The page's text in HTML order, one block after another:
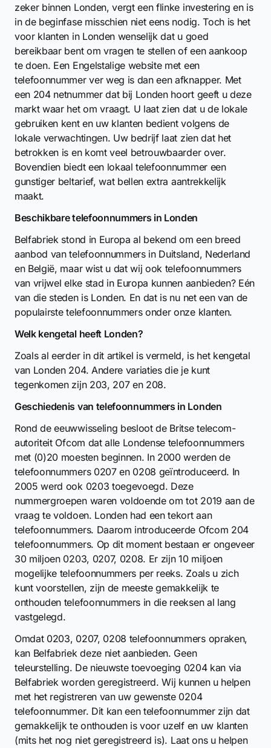
zeker binnen Londen, vergt een flinke investering en is
in de beginfase misschien niet eens nodig. Toch is het
voor klanten in Londen wenselijk dat u goed
bereikbaar bent om vragen te stellen of een aankoop
te doen. Een Engelstalige website met een
telefoonnummer ver weg is dan een afknapper. Met
een 204 netnummer dat bij Londen hoort geeft u deze
markt waar het om vraagt. U laat zien dat u de lokale
gebruiken kent en uw klanten bedient volgens de
lokale verwachtingen. Uw bedrijf laat zien dat het
betrokken is en komt veel betrouwbaarder over.
Bovendien biedt een lokaal telefoonnummer een
gunstiger beltarief, wat bellen extra aantrekkelijk
maakt.
Beschikbare telefoonnummers in Londen
Belfabriek stond in Europa al bekend om een breed
aanbod van telefoonnummers in Duitsland, Nederland
en België, maar wist u dat wij ook telefoonnummers
van vrijwel elke stad in Europa kunnen aanbieden? Eén
van die steden is Londen. En dat is nu net een van de
populairste telefoonnummers onder onze klanten.
Welk kengetal heeft Londen?
Zoals al eerder in dit artikel is vermeld, is het kengetal
van Londen 204. Andere variaties die je kunt
tegenkomen zijn 203, 207 en 208.
Geschiedenis van telefoonnummers in Londen
Rond de eeuwwisseling besloot de Britse telecom-
autoriteit Ofcom dat alle Londense telefoonnummers
met (0)20 moesten beginnen. In 2000 werden de
telefoonnummers 0207 en 0208 geïntroduceerd. In
2005 werd ook 0203 toegevoegd. Deze
nummergroepen waren voldoende om tot 2019 aan de
vraag te voldoen. Londen had een tekort aan
telefoonnummers. Daarom introduceerde Ofcom 204
telefoonnummers. Op dit moment bestaan er ongeveer
30 miljoen 0203, 0207, 0208. Er zijn 10 miljoen
mogelijke telefoonnummers per reeks. Zoals u zich
kunt voorstellen, zijn de meeste gemakkelijk te
onthouden telefoonnummers in die reeksen al lang
vastgelegd.
Omdat 0203, 0207, 0208 telefoonnummers opraken,
kan Belfabriek deze niet aanbieden. Geen
teleurstelling. De nieuwste toevoeging 0204 kan via
Belfabriek worden geregistreerd. Wij kunnen u helpen
met het registreren van uw gewenste 0204
telefoonnummer. Dit kan een telefoonnummer zijn dat
gemakkelijk te onthouden is voor uzelf en uw klanten
(mits het nog niet geregistreerd is). Laat ons u helpen